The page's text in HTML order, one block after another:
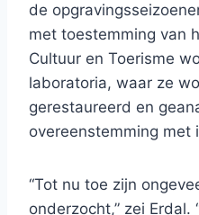
de
met toestemming van
Cultuur en Toerisme
laboratoria, waar ze
gerestaureerd en
overeenstemming met
“Tot nu toe zijn
onderzocht,” zei Erdal.